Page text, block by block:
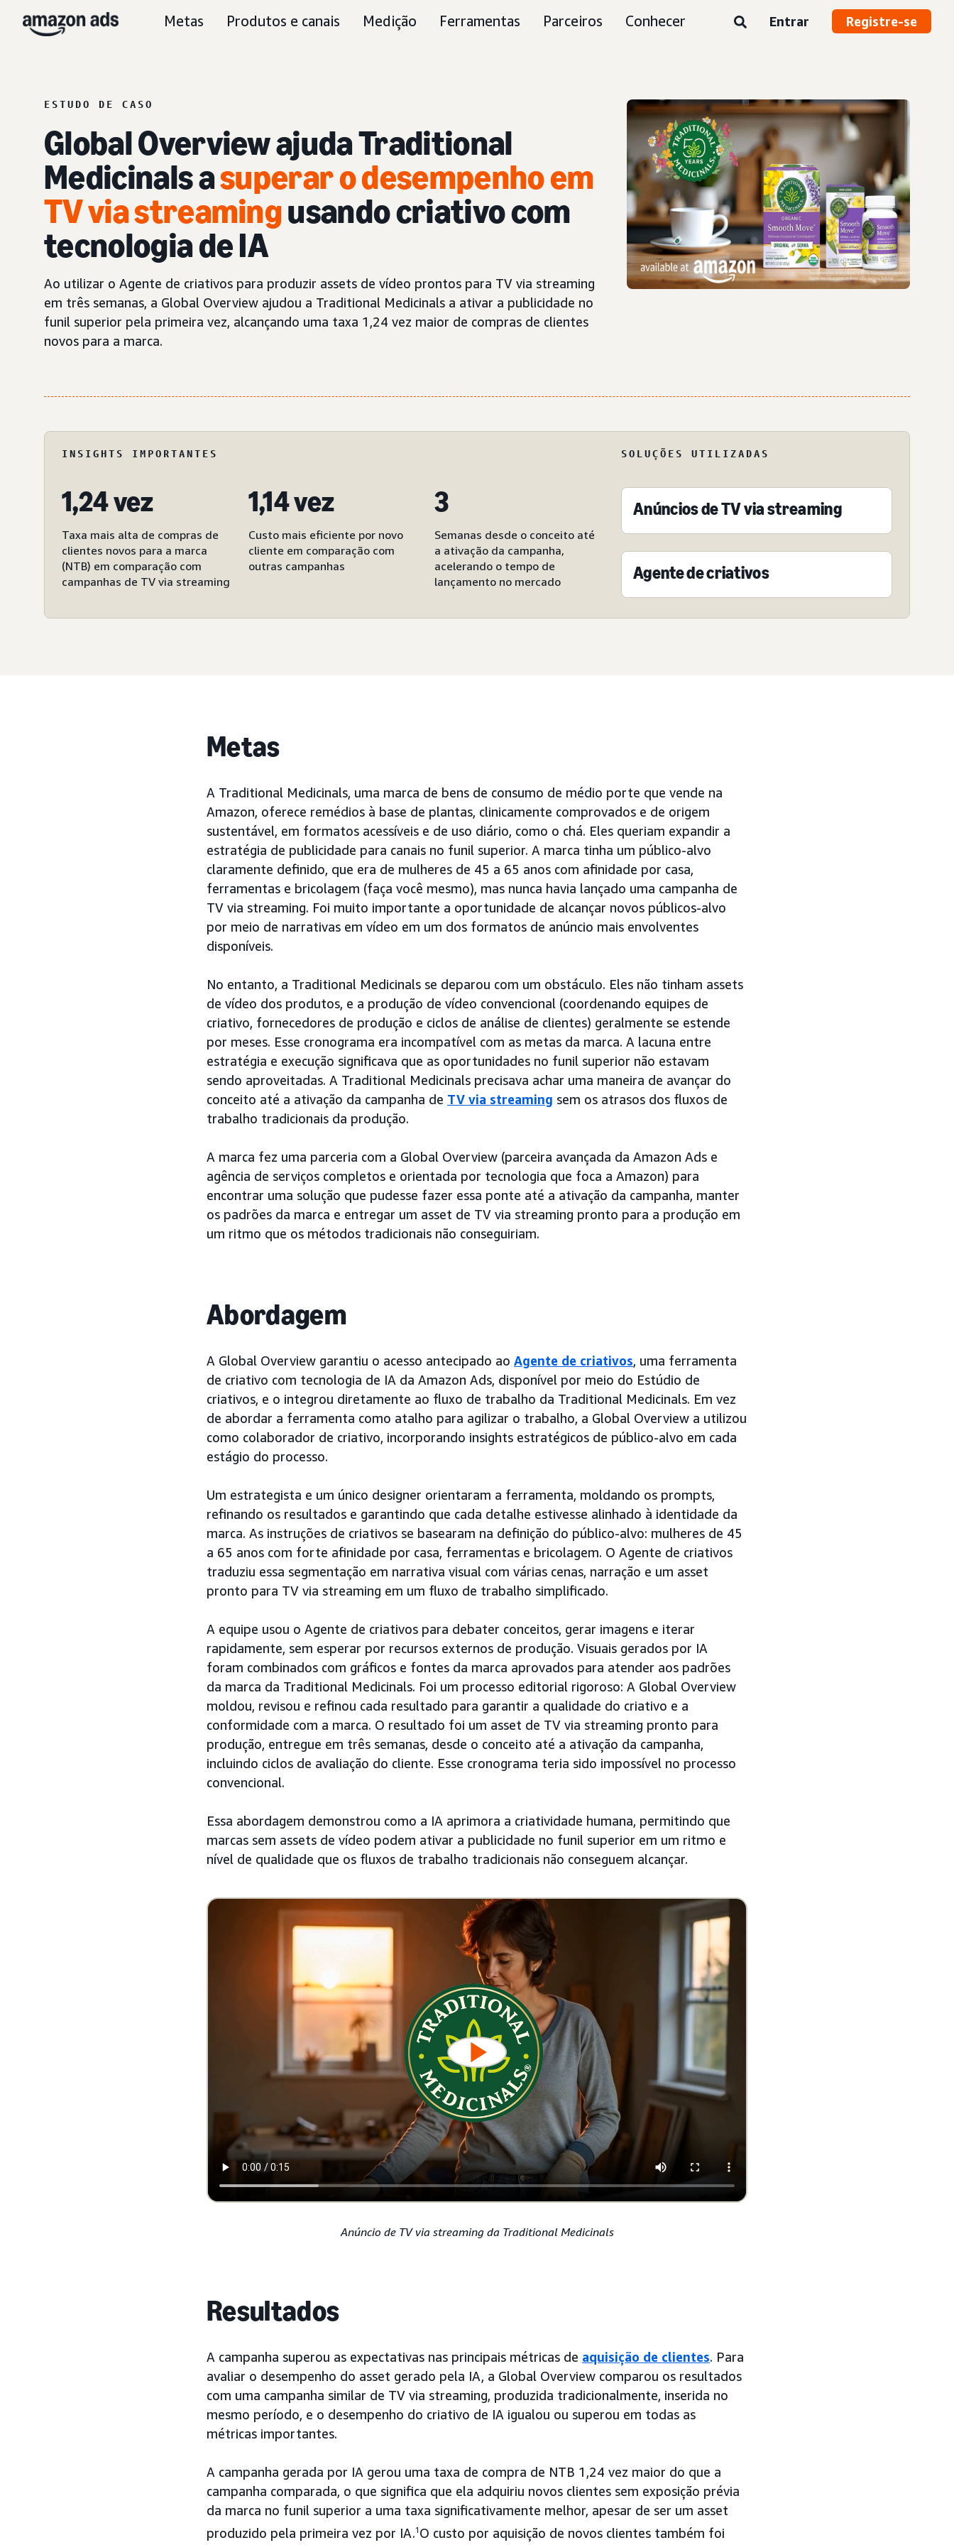
Metas Produtos e canais Medição Ferramentas Parceiros Conhecer Entrar Registre-se
ESTUDO DE CASO
Global Overview ajuda Traditional
Medicinals asuperar o desempenho em
TV via streamingusando criativo com
tecnologia de IA
Ao utilizar o Agente de criativos para produzir assets de vídeo prontos para TV via streaming
em três semanas, a Global Overview ajudou a Traditional Medicinals a ativar a publicidade no
funil superior pela primeira vez, alcançando uma taxa 1,24 vez maior de compras de clientes
novos para a marca.
INSIGHTS IMPORTANTES
1,24 vez
Taxa mais alta de compras de
clientes novos para a marca
(NTB) em comparação com
campanhas de TV via streaming
1,14 vez
Custo mais eficiente por novo
cliente em comparação com
outras campanhas
3
Semanas desde o conceito até
a ativação da campanha,
acelerando o tempo de
lançamento no mercado
SOLUÇÕES UTILIZADAS
Anúncios de TV via streaming
Agente de criativos
Metas
A Traditional Medicinals, uma marca de bens de consumo de médio porte que vende na
Amazon, oferece remédios à base de plantas, clinicamente comprovados e de origem
sustentável, em formatos acessíveis e de uso diário, como o chá. Eles queriam expandir a
estratégia de publicidade para canais no funil superior. A marca tinha um público-alvo
claramente definido, que era de mulheres de 45 a 65 anos com afinidade por casa,
ferramentas e bricolagem (faça você mesmo), mas nunca havia lançado uma campanha de
TV via streaming. Foi muito importante a oportunidade de alcançar novos públicos-alvo
por meio de narrativas em vídeo em um dos formatos de anúncio mais envolventes
disponíveis.
No entanto, a Traditional Medicinals se deparou com um obstáculo. Eles não tinham assets
de vídeo dos produtos, e a produção de vídeo convencional (coordenando equipes de
criativo, fornecedores de produção e ciclos de análise de clientes) geralmente se estende
por meses. Esse cronograma era incompatível com as metas da marca. A lacuna entre
estratégia e execução significava que as oportunidades no funil superior não estavam
sendo aproveitadas. A Traditional Medicinals precisava achar uma maneira de avançar do
conceito até a ativação da campanha de TV via streaming sem os atrasos dos fluxos de
trabalho tradicionais da produção.
A marca fez uma parceria com a Global Overview (parceira avançada da Amazon Ads e
agência de serviços completos e orientada por tecnologia que foca a Amazon) para
encontrar uma solução que pudesse fazer essa ponte até a ativação da campanha, manter
os padrões da marca e entregar um asset de TV via streaming pronto para a produção em
um ritmo que os métodos tradicionais não conseguiriam.
Abordagem
A Global Overview garantiu o acesso antecipado ao Agente de criativos, uma ferramenta
de criativo com tecnologia de IA da Amazon Ads, disponível por meio do Estúdio de
criativos, e o integrou diretamente ao fluxo de trabalho da Traditional Medicinals. Em vez
de abordar a ferramenta como atalho para agilizar o trabalho, a Global Overview a utilizou
como colaborador de criativo, incorporando insights estratégicos de público-alvo em cada
estágio do processo.
Um estrategista e um único designer orientaram a ferramenta, moldando os prompts,
refinando os resultados e garantindo que cada detalhe estivesse alinhado à identidade da
marca. As instruções de criativos se basearam na definição do público-alvo: mulheres de 45
a 65 anos com forte afinidade por casa, ferramentas e bricolagem. O Agente de criativos
traduziu essa segmentação em narrativa visual com várias cenas, narração e um asset
pronto para TV via streaming em um fluxo de trabalho simplificado.
A equipe usou o Agente de criativos para debater conceitos, gerar imagens e iterar
rapidamente, sem esperar por recursos externos de produção. Visuais gerados por IA
foram combinados com gráficos e fontes da marca aprovados para atender aos padrões
da marca da Traditional Medicinals. Foi um processo editorial rigoroso: A Global Overview
moldou, revisou e refinou cada resultado para garantir a qualidade do criativo e a
conformidade com a marca. O resultado foi um asset de TV via streaming pronto para
produção, entregue em três semanas, desde o conceito até a ativação da campanha,
incluindo ciclos de avaliação do cliente. Esse cronograma teria sido impossível no processo
convencional.
Essa abordagem demonstrou como a IA aprimora a criatividade humana, permitindo que
marcas sem assets de vídeo podem ativar a publicidade no funil superior em um ritmo e
nível de qualidade que os fluxos de trabalho tradicionais não conseguem alcançar.
Anúncio de TV via streaming da Traditional Medicinals
Resultados
A campanha superou as expectativas nas principais métricas de aquisição de clientes. Para
avaliar o desempenho do asset gerado pela IA, a Global Overview comparou os resultados
com uma campanha similar de TV via streaming, produzida tradicionalmente, inserida no
mesmo período, e o desempenho do criativo de IA igualou ou superou em todas as
métricas importantes.
A campanha gerada por IA gerou uma taxa de compra de NTB 1,24 vez maior do que a
campanha comparada, o que significa que ela adquiriu novos clientes sem exposição prévia
da marca no funil superior a uma taxa significativamente melhor, apesar de ser um asset
produzido pela primeira vez por IA.1 O custo por aquisição de novos clientes também foi